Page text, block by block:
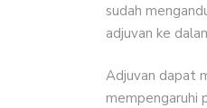
sudah
adjuvan ke
Adjuvan dapat
mempengaruhi